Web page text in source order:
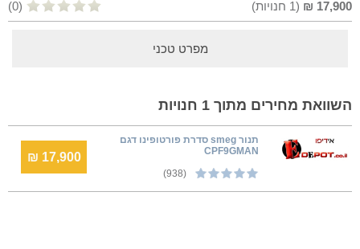
17,900
₪
(
1 חנויות) (0)
מפרט טכני
השוואת מחירים מתוך 1 חנויות
תנור smeg סדרת פורטופינו דגם
CPF9GMAN
(938)
17,900 ₪